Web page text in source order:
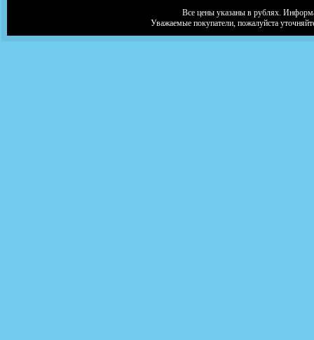
Все цены указаны в рублях.
Уважаемые покупатели, пожалуйста